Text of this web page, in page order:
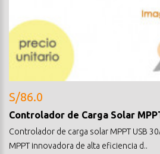
S/86.0
Controlador de Carga Solar
Controlador de carga solar MPPT USB
MPPT innovadora de alta eficiencia d..